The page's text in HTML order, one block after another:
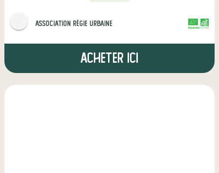
Association Régie Urbaine
Acheter ici